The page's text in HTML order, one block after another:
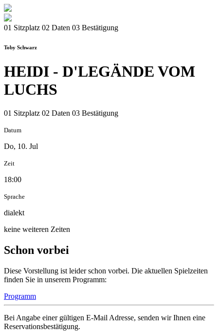
01 Sitzplatz 02 Daten 03 Bestätigung
Toby Schwarz
HEIDI - D'LEGÄNDE VOM
LUCHS
01 Sitzplatz 02 Daten 03 Bestätigung
Datum
Do, 10. Jul
Zeit
18:00
Sprache
dialekt
keine weiteren Zeiten
Schon vorbei
Diese Vorstellung ist leider schon vorbei. Die aktuellen Spielzeiten
finden Sie in unserem Programm:
Programm
Bei Angabe einer gültigen E-Mail Adresse, senden wir Ihnen eine
Reservationsbestätigung.